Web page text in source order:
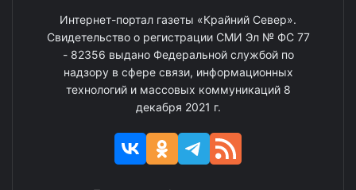
Интернет-портал газеты «Крайний Север».
Свидетельство о регистрации СМИ Эл № ФС 77
- 82356 выдано Федеральной службой по
надзору в сфере связи, информационных
технологий и массовых коммуникаций 8
декабря 2021 г.